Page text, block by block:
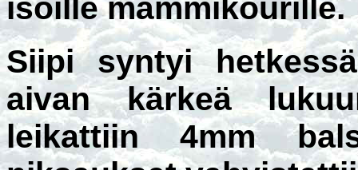
isoille mämmikourille.
Siipi syntyi
aivan kärkeä
leikattiin 4mm